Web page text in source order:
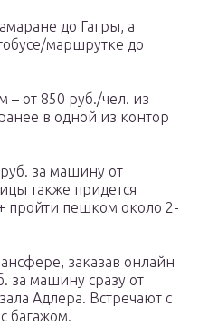
до Гагры, а
маршрутке до
– от 850 руб./чел. из
в одной из контор
за машину от
также придется
пройти пешком около 2-
заказав онлайн
за машину сразу от
Адлера. Встречают с
багажом.